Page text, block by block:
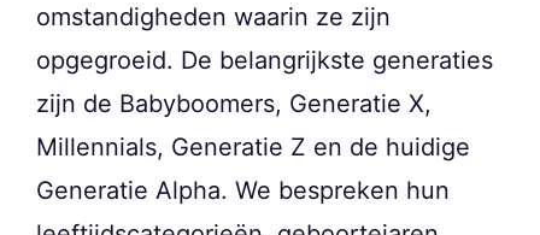
omstandigheden waarin ze zijn
opgegroeid. De belangrijkste generaties
zijn de Babyboomers, Generatie X,
Millennials, Generatie Z en de huidige
Generatie Alpha. We bespreken hun